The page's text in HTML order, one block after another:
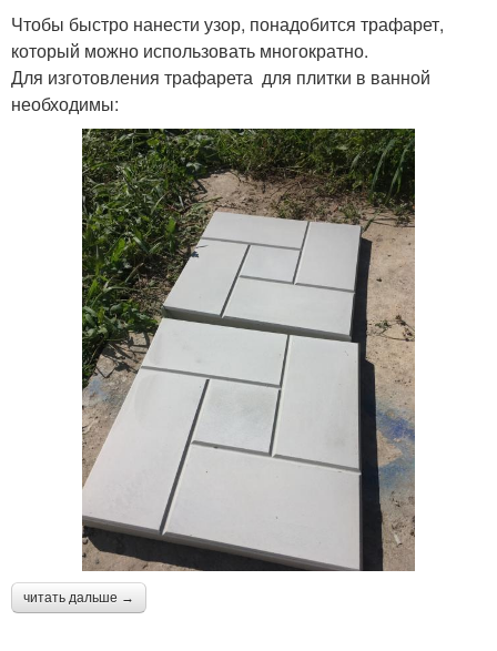
Чтобы быстро нанести узор, понадобится трафарет,
который можно использовать многократно.
Для изготовления трафарета для плитки в ванной
необходимы:
читать дальше →